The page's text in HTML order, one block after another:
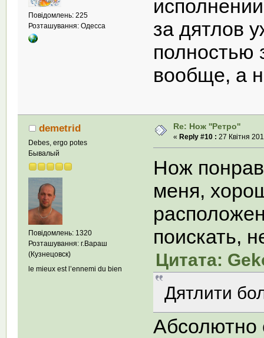
Повідомлень: 225
Розташування: Одесса
за дятлов
полностью
вообще, а
demetrid
Debes, ergo potes
Бывалый
Повідомлень: 1320
Розташування: г.Вараш
(Кузнецовск)
le mieux est l’ennemi du bien
Re: Нож ''Ретро''
« Reply #10 : 27 Квітня
Нож
меня,
поискать,
Цитата:
Дятлити
Абсолютно